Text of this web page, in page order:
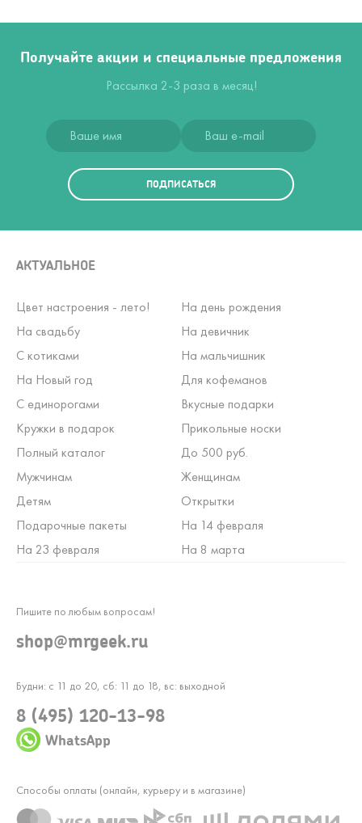
Получайте акции и специальные предложения
Рассылка 2-3 раза в месяц!
ПОДПИСАТЬСЯ
АКТУАЛЬНОЕ
Цвет настроения - лето!
На день рождения
На свадьбу
На девичник
С котиками
На мальчишник
На Новый год
Для кофеманов
С единорогами
Вкусные подарки
Кружки в подарок
Прикольные носки
Полный каталог
До 500 руб.
Мужчинам
Женщинам
Детям
Открытки
Подарочные пакеты
На 14 февраля
На 23 февраля
На 8 марта
Будни: с 11 до 20, сб: 11 до 18, вс: выходной
8 (495) 120-13-98
WhatsApp
Пишите по любым вопросам!
shop@mrgeek.ru
Способы оплаты (онлайн, курьеру и в магазине)